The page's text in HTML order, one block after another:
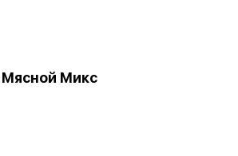
Микс